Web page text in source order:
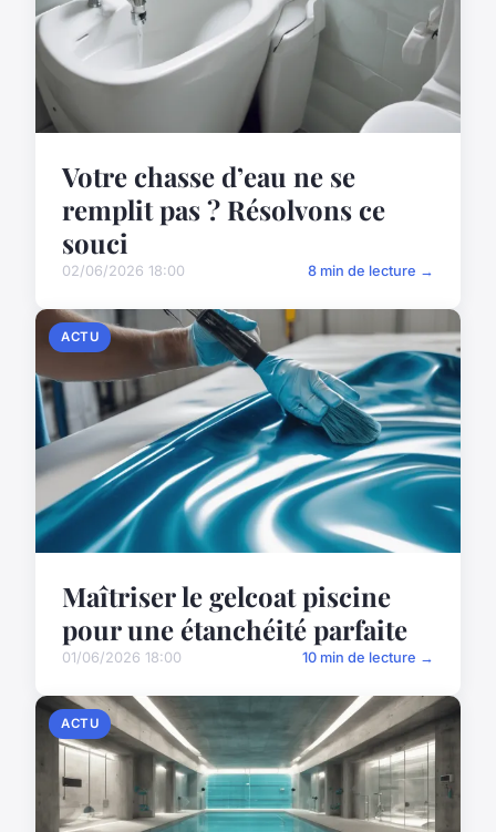
Votre chasse d’eau ne se
remplit pas ? Résolvons ce
souci
02/06/2026 18:00 8 min de lecture →
ACTU
Maîtriser le gelcoat piscine
pour une étanchéité parfaite
01/06/2026 18:00 10 min de lecture →
ACTU